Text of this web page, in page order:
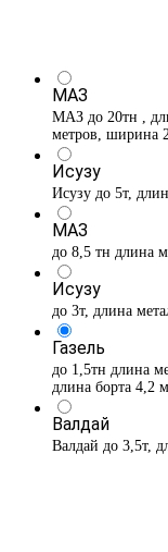
МАЗ
МАЗ до 20тн ,
метров, ширина
Исузу
Исузу до 5т,
МАЗ
до 8,5 тн длина
Исузу
до 3т, длина
Газель
до 1,5тн длина
длина борта 4,2
Валдай
Валдай до 3,5т,